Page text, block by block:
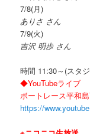
7/8(月)
ありさ さん
7/9(火)
吉沢 明歩 さん
時間 11:30～(スタ
◆YouTubeライブ
ボートレース平和
https://